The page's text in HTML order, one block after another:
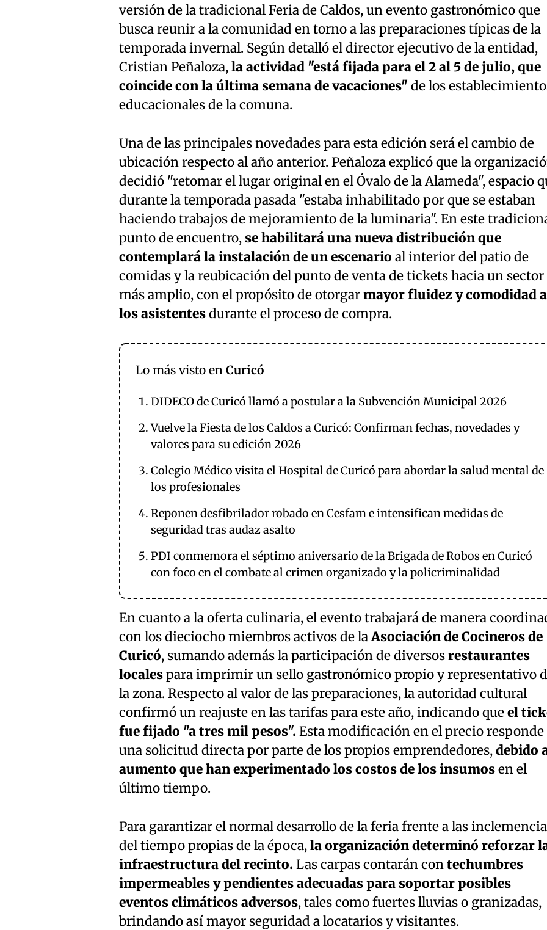
versión de la tradicional Feria de Caldos, un evento gastronómico que
busca reunir a la comunidad en torno a las preparaciones típicas de la
temporada invernal. Según detalló el director ejecutivo de la entidad,
Cristian Peñaloza,la actividad "está fijada para el 2 al 5 de julio, que
coincide con la última semana de vacaciones" de los
educacionales de la comuna.
Una de las principales novedades para esta edición será el cambio de
ubicación respecto al año anterior. Peñaloza explicó que la
decidió "retomar el lugar original en el Óvalo de la Alameda", espacio
durante la temporada pasada "estaba inhabilitado por que se estaban
haciendo trabajos de mejoramiento de la luminaria". En este
punto de encuentro, se habilitará una nueva distribución que
contemplará la instalación de un escenario al interior del patio de
comidas y la reubicación del punto de venta de tickets hacia un sector
más amplio, con el propósito de otorgarmayor fluidez y comodidad a
los asistentesdurante el proceso de compra.
Lo más visto en Curicó
DIDECO de Curicó llamó a postular a la Subvención Municipal 2026
Vuelve la Fiesta de los Caldos a Curicó: Confirman fechas, novedades y
valores para su edición 2026
Colegio Médico visita el Hospital de Curicó para abordar la salud mental de
los profesionales
Reponen desfibrilador robado en Cesfam e intensifican medidas de
seguridad tras audaz asalto
PDI conmemora el séptimo aniversario de la Brigada de Robos en Curicó
con foco en el combate al crimen organizado y la policriminalidad
En cuanto a la oferta culinaria, el evento trabajará de manera
con los dieciocho miembros activos de laAsociación de Cocineros de
Curicó, sumando además la participación de diversosrestaurantes
localespara imprimir un sello gastronómico propio y representativo
la zona. Respecto al valor de las preparaciones, la autoridad cultural
confirmó un reajuste en las tarifas para este año, indicando queel
fue fijado "a tres mil pesos". Esta modificación en el precio responde
una solicitud directa por parte de los propios emprendedores,debido
aumento que han experimentado los costos de los insumosen el
último tiempo.
Para garantizar el normal desarrollo de la feria frente a las
del tiempo propias de la época,la organización determinó reforzar
infraestructura del recinto. Las carpas contarán contechumbres
impermeables y pendientes adecuadas para soportar posibles
eventos climáticos adversos, tales como fuertes lluvias o granizadas,
brindando así mayor seguridad a locatarios y visitantes.